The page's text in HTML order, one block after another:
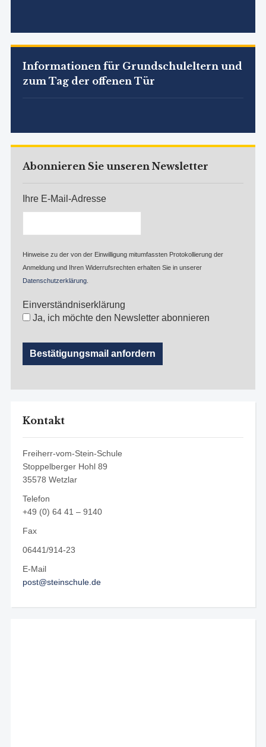
Informationen für Grundschuleltern und
zum Tag der offenen Tür
Abonnieren Sie unseren Newsletter
Ihre E-Mail-Adresse
Hinweise zu der von der Einwilligung mitumfassten Protokollierung der
Anmeldung und Ihren Widerrufsrechten erhalten Sie in unserer
Datenschutzerklärung.
Einverständniserklärung
Ja, ich möchte den Newsletter abonnieren
Kontakt
Freiherr-vom-Stein-Schule
Stoppelberger Hohl 89
35578 Wetzlar
Telefon
+49 (0) 64 41 – 9140
Fax
06441/914-23
E-Mail
post@steinschule.de